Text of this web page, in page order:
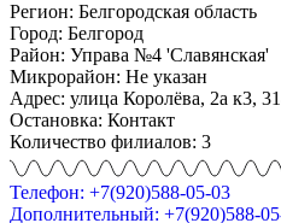
Регион: Белгородская область
Город: Белгород
Район: Управа №4 'Славянская'
Микрорайон: Не указан
Адрес: улица Королёва, 2а к3,
Остановка: Контакт
Количество филиалов: 3
Телефон: +7(920)588-05-03
Дополнительный: +7(920)588-